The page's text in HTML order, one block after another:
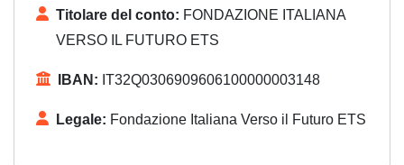
Titolare del conto: FONDAZIONE ITALIANA
VERSO IL FUTURO ETS
IBAN: IT32Q0306909606100000003148
Legale: Fondazione Italiana Verso il Futuro ETS